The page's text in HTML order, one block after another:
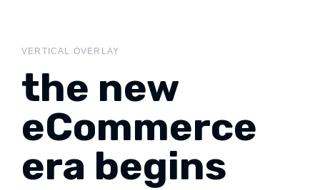
VERTICAL OVERLAY
the new
eCommerce
era begins